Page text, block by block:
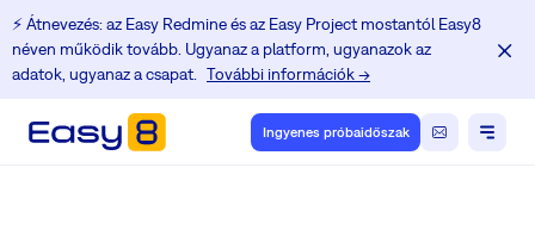
⚡️ Átnevezés: az Easy Redmine és az Easy Project mostantól Easy8
néven működik tovább. Ugyanaz a platform, ugyanazok az
adatok, ugyanaz a csapat.
További információk →
Ingyenes próbaidőszak